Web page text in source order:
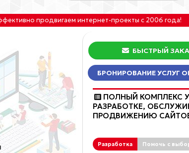
продвигаем интернет-проекты с 2006 года!
БЫСТРЫЙ
БРОНИРОВАНИЕ УСЛУГ
ПОЛНЫЙ КОМПЛЕКС
РАЗРАБОТКЕ,
ПРОДВИЖЕНИЮ
Разработка Помочь с